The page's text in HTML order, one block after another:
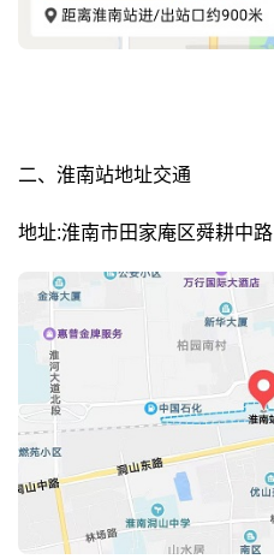
二、淮南站地址交通
地址:淮南市田家庵区舜耕中路